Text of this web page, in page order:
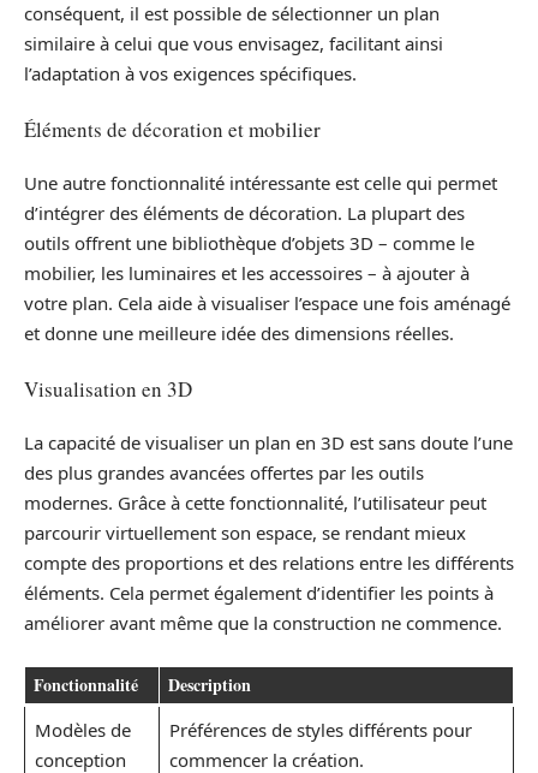
conséquent, il est possible de sélectionner un plan
similaire à celui que vous envisagez, facilitant ainsi
l’adaptation à vos exigences spécifiques.
Éléments de décoration et mobilier
Une autre fonctionnalité intéressante est celle qui permet
d’intégrer des éléments de décoration. La plupart des
outils offrent une bibliothèque d’objets 3D – comme le
mobilier, les luminaires et les accessoires – à ajouter à
votre plan. Cela aide à visualiser l’espace une fois aménagé
et donne une meilleure idée des dimensions réelles.
Visualisation en 3D
La capacité de visualiser un plan en 3D est sans doute l’une
des plus grandes avancées offertes par les outils
modernes. Grâce à cette fonctionnalité, l’utilisateur peut
parcourir virtuellement son espace, se rendant mieux
compte des proportions et des relations entre les différents
éléments. Cela permet également d’identifier les points à
améliorer avant même que la construction ne commence.
Fonctionnalité Description
Modèles de
conception
Préférences de styles différents pour
commencer la création.